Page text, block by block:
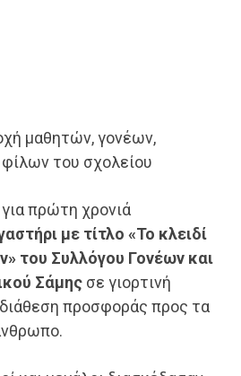
μαθητών, γονέων,
του σχολείου
πρώτη χρονιά
με τίτλο «Το κλειδί
του Συλλόγου Γονέων και
Σάμης σε γιορτινή
προσφοράς προς τα